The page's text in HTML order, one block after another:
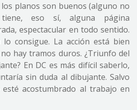
planos son buenos (alguno no
eso sí, alguna página
espectacular en todo sentido.
consigue. La acción está bien
hay tramos duros. ¿Triunfo del
En DC es más difícil saberlo,
sin duda al dibujante. Salvo
acostumbrado al trabajo en